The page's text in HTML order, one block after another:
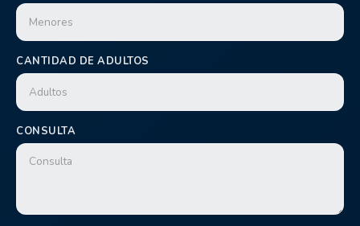
CANTIDAD DE ADULTOS
CONSULTA